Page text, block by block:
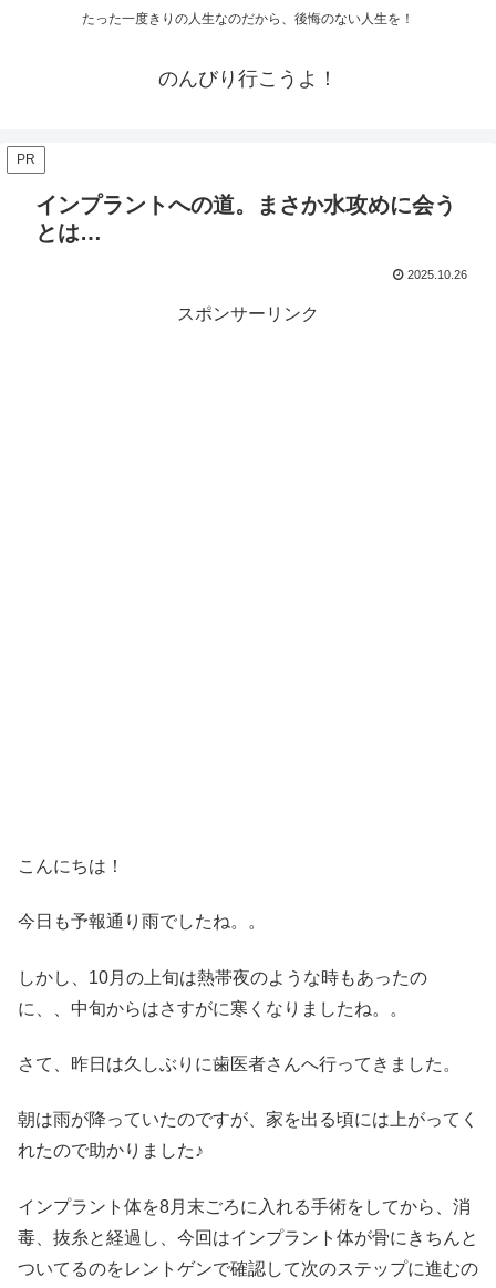
たった一度きりの人生なのだから、後悔のない人生を！
のんびり行こうよ！
PR
インプラントへの道。まさか水攻めに会う
とは…
2025.10.26
スポンサーリンク
こんにちは！
今日も予報通り雨でしたね。。
しかし、10月の上旬は熱帯夜のような時もあったの
に、、中旬からはさすがに寒くなりましたね。。
さて、昨日は久しぶりに歯医者さんへ行ってきました。
朝は雨が降っていたのですが、家を出る頃には上がってく
れたので助かりました♪
インプラント体を8月末ごろに入れる手術をしてから、消
毒、抜糸と経過し、今回はインプラント体が骨にきちんと
ついてるのをレントゲンで確認して次のステップに進むの